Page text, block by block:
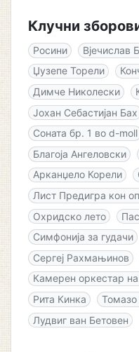
Клучни
Росини Вјечислав
Џузепе Торели
Димче Николески
Јохан Себастијан Бах
Соната бр. 1 во d-moll
Благоја Ангеловски
Арканџело Корели
Лист Предигра кон
Охридско лето
Симфонија за гудачи
Сергеј Рахмањинов
Камерен оркестар
Рита Кинка
Томазо
Лудвиг ван Бетовен